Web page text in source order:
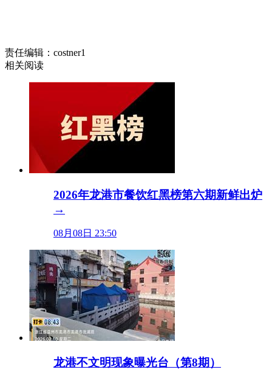
责任编辑：costner1
相关阅读
2026年龙港市餐饮红黑榜第六期新鲜出炉
→
08月08日 23:50
龙港不文明现象曝光台（第8期）